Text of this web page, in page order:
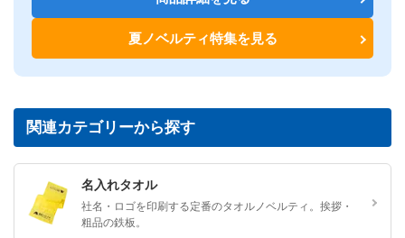
夏ノベルティ特集を見る
関連カテゴリーから探す
名入れタオル
社名・ロゴを印刷する定番のタオルノベルティ。挨拶・
粗品の鉄板。